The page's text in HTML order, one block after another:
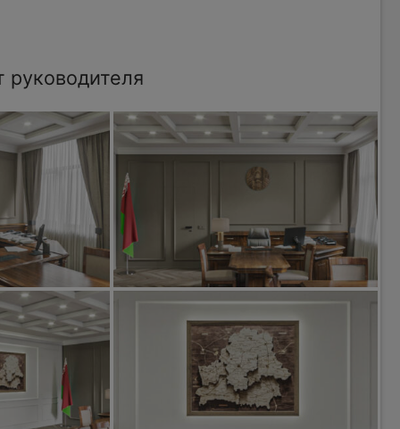
руководителя